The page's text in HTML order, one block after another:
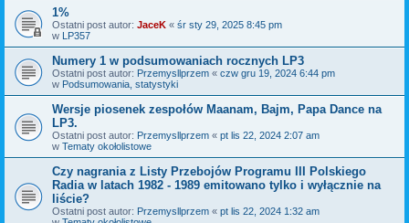
1%
Ostatni post autor: JaceK « śr sty 29, 2025 8:45 pm
w LP357
Numery 1 w podsumowaniach rocznych LP3
Ostatni post autor: Przemysllprzem « czw gru 19, 2024 6:44 pm
w Podsumowania, statystyki
Wersje piosenek zespołów Maanam, Bajm, Papa Dance na
LP3.
Ostatni post autor: Przemysllprzem « pt lis 22, 2024 2:07 am
w Tematy okołolistowe
Czy nagrania z Listy Przebojów Programu III Polskiego
Radia w latach 1982 - 1989 emitowano tylko i wyłącznie na
liście?
Ostatni post autor: Przemysllprzem « pt lis 22, 2024 1:32 am